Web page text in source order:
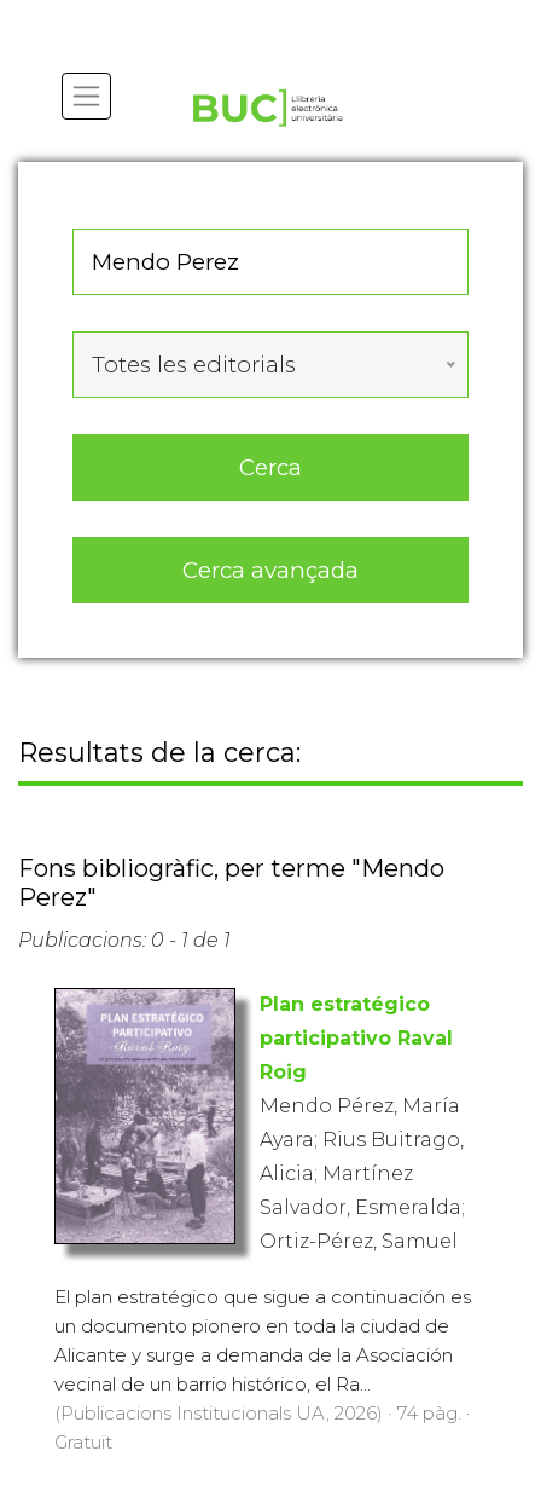
Totes les editorials
Cerca
Cerca avançada
Resultats de la cerca:
Fons bibliogràfic, per terme "Mendo
Perez"
Publicacions: 0 - 1 de 1
Plan estratégico
participativo Raval
Roig
Mendo Pérez, María
Ayara; Rius Buitrago,
Alicia; Martínez
Salvador, Esmeralda;
Ortiz-Pérez, Samuel
El plan estratégico que sigue a continuación es
un documento pionero en toda la ciudad de
Alicante y surge a demanda de la Asociación
vecinal de un barrio histórico, el Ra...
(Publicacions Institucionals UA, 2026) · 74 pàg. ·
Gratuït